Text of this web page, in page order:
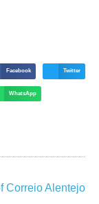
Facebook Twitter
WhatsApp